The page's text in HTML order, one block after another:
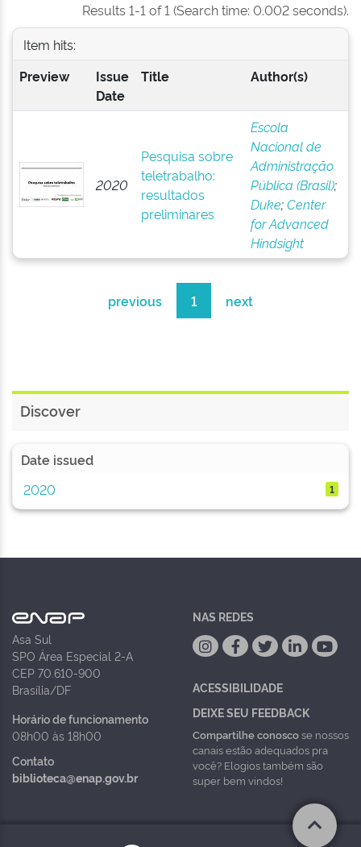
Results 1-1 of 1 (Search time: 0.002 seconds).
Item hits:
Preview
Issue
Date
Title Author(s)
2020
Pesquisa sobre
teletrabalho:
resultados
preliminares
Escola
Nacional de
Administração
Pública (Brasil);
Duke;Center
for Advanced
Hindsight
previous 1 next
Discover
Date issued
2020
1
Asa Sul
SPO Área Especial 2-A
CEP 70.610-900
Brasília/DF
Horário de funcionamento
08h00 às 18h00
Contato
biblioteca@enap.gov.br
NAS REDES
ACESSIBILIDADE
DEIXE SEU FEEDBACK
Compartilhe conoscose nossos
canais estão adequados pra
você? Elogios também são
super bem vindos!